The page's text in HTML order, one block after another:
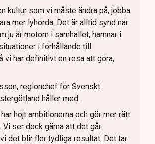
kultur som vi måste ändra på, jobba
mer lyhörda. Det är alltid synd när
ju är motorn i samhället, hamnar i
i förhållande till
vi har definitivt en resa att göra,
regionchef för Svenskt
håller med.
höjt ambitionerna och gör mer rätt
Vi ser dock gärna att det går
det blir fler tydliga resultat. Det tar